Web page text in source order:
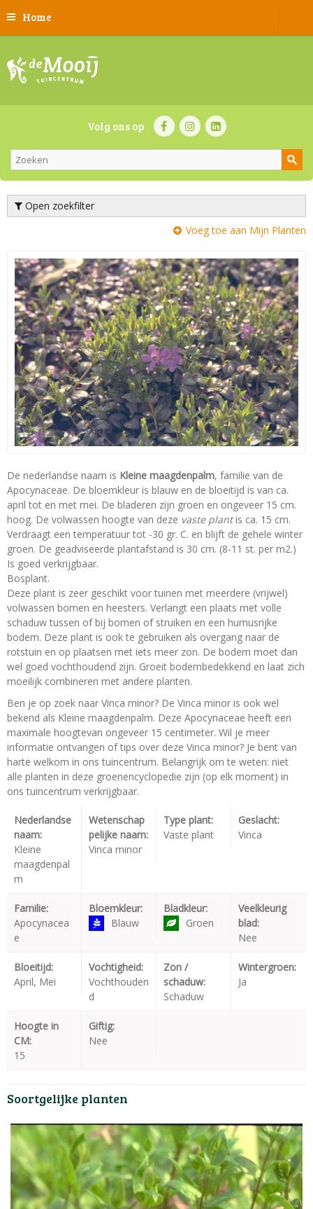
Home
Volg ons op
Open zoekfilter
Voeg toe aan Mijn Planten
De nederlandse naam is Kleine maagdenpalm, familie van de
Apocynaceae. De bloemkleur is blauw en de bloeitijd is van ca.
april tot en met mei. De bladeren zijn groen en ongeveer 15 cm.
hoog. De volwassen hoogte van deze vaste plantis ca. 15 cm.
Verdraagt een temperatuur tot -30 gr. C. en blijft de gehele winter
groen. De geadviseerde plantafstand is 30 cm. (8-11 st. per m2.)
Is goed verkrijgbaar.
Bosplant.
Deze plant is zeer geschikt voor tuinen met meerdere (vrijwel)
volwassen bomen en heesters. Verlangt een plaats met volle
schaduw tussen of bij bomen of struiken en een humusrijke
bodem. Deze plant is ook te gebruiken als overgang naar de
rotstuin en op plaatsen met iets meer zon. De bodem moet dan
wel goed vochthoudend zijn. Groeit bodembedekkend en laat zich
moeilijk combineren met andere planten.
Ben je op zoek naar Vinca minor? De Vinca minor is ook wel
bekend als Kleine maagdenpalm. Deze Apocynaceae heeft een
maximale hoogtevan ongeveer 15 centimeter. Wil je meer
informatie ontvangen of tips over deze Vinca minor? Je bent van
harte welkom in ons tuincentrum. Belangrijk om te weten: niet
alle planten in deze groenencyclopedie zijn (op elk moment) in
ons tuincentrum verkrijgbaar.
Nederlandse
naam:
Kleine
maagdenpal
m
Wetenschap
pelijke naam:
Vinca minor
Type plant:
Vaste plant
Geslacht:
Vinca
Familie:
Apocynacea
e
Bloemkleur:
Blauw
Bladkleur:
Groen
Veelkleurig
blad:
Nee
Bloeitijd:
April, Mei
Vochtigheid:
Vochthouden
d
Zon /
schaduw:
Schaduw
Wintergroen:
Ja
Hoogte in
CM:
15
Giftig:
Nee
Soortgelijke planten